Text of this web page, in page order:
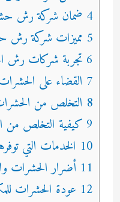
4 ضمان شركة رش حشرات بجدة
5 مميزات شركة رش حشرات بجدة
6 تجربة شركات رش الحشرات بجدة
7 القضاء على الحشرات نهائياً
8 التخلص من الحشرات من أين تأتي؟
9 كيفية التخلص من الحشرات في المنزل
10 الخدمات التي توفرها الشركة
11 أضرار الحشرات والأمراض التي تسببها
12 عودة الحشرات للمكان مرة ثانية